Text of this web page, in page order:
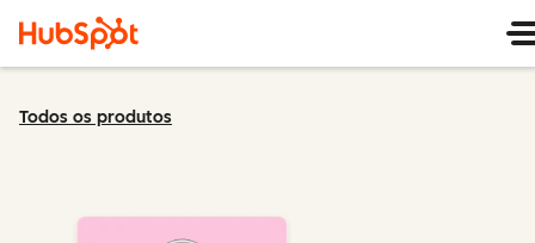
Todos os produtos